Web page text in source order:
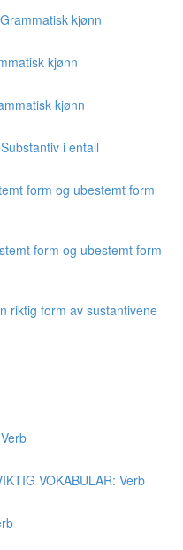
kjønn
kjønn
kjønn
i entall
form og ubestemt form
form og ubestemt form
riktig form av sustantivene
VOKABULAR: Verb